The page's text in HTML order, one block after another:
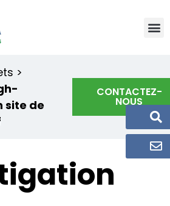
>
site de
CONTACTEZ-
NOUS